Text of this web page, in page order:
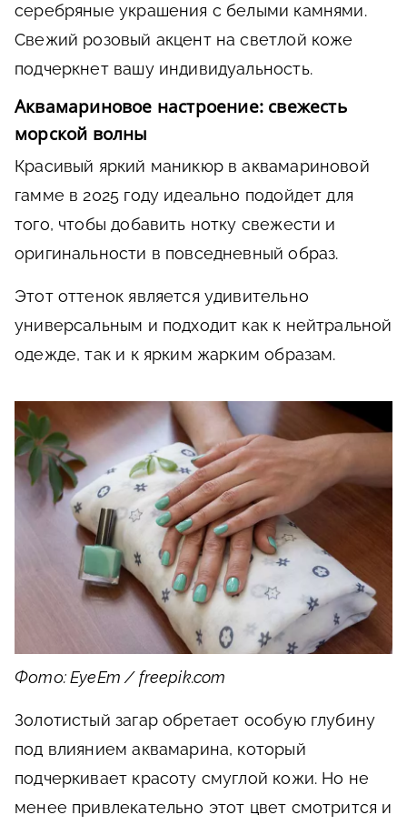
серебряные украшения с белыми камнями.
Свежий розовый акцент на светлой коже
подчеркнет вашу индивидуальность.
Аквамариновое настроение: свежесть
морской волны
Красивый яркий маникюр в аквамариновой
гамме в 2025 году идеально подойдет для
того, чтобы добавить нотку свежести и
оригинальности в повседневный образ.
Этот оттенок является удивительно
универсальным и подходит как к нейтральной
одежде, так и к ярким жарким образам.
Фото: EyeEm / freepik.com
Золотистый загар обретает особую глубину
под влиянием аквамарина, который
подчеркивает красоту смуглой кожи. Но не
менее привлекательно этот цвет смотрится и